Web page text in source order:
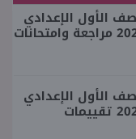
الأول الإعدادي
الأول الإعدادي
دراسات الترم الأول 2027 تقييمات